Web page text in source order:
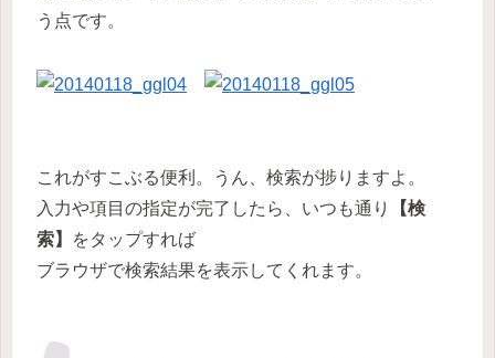
う点です。
これがすこぶる便利。うん、検索が捗りますよ。
入力や項目の指定が完了したら、いつも通り
【検
索】
をタップすれば
ブラウザで検索結果を表示してくれます。